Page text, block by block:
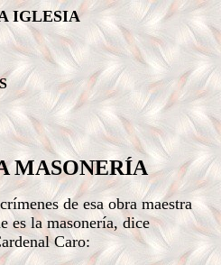
IGLESIA
MASONERÍA
de esa obra maestra
es la masonería, dice
Caro: